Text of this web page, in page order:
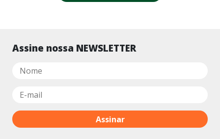
Assine nossa NEWSLETTER